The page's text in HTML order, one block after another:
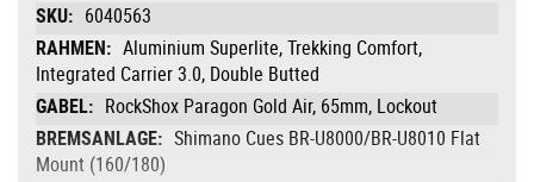
Produktinformationen
6040563
Aluminium Superlite, Trekking Comfort,
Integrated Carrier 3.0, Double Butted
RockShox Paragon Gold Air, 65mm, Lockout
Shimano Cues BR-U8000/BR-U8010 Flat
Mount (160/180)